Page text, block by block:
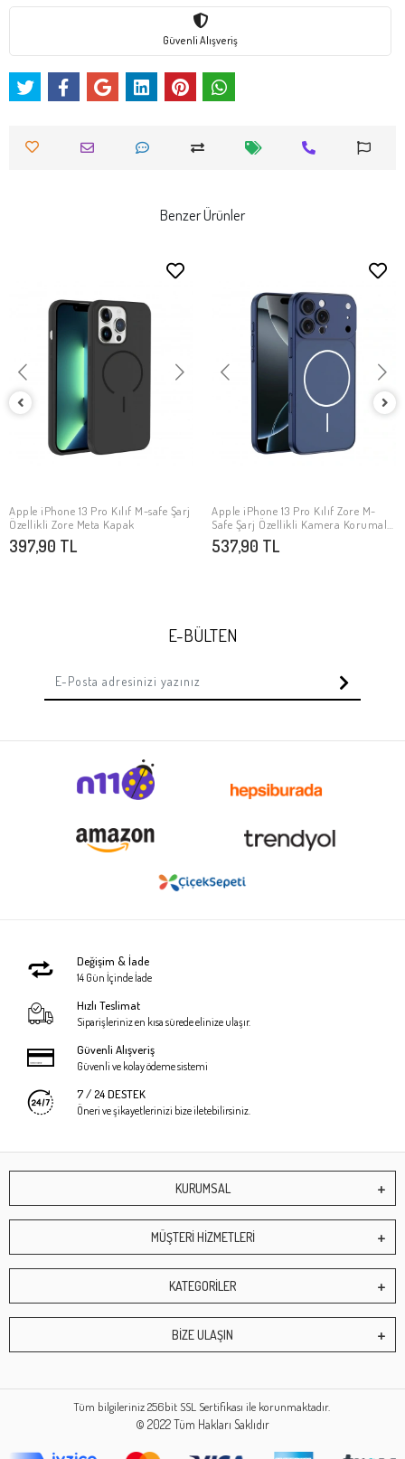
Güvenli Alışveriş
Benzer Ürünler
SEPETE EKLE
Apple iPhone 13 Pro Kılıf M-safe Şarj
Özellikli Zore Meta Kapak
397,90 TL
SEPETE EKLE
Apple iPhone 13 Pro Kılıf Zore M-
Safe Şarj Özellikli Kamera Korumalı
Spark Kapak
537,90 TL
E-BÜLTEN
Değişim & İade
14 Gün İçinde İade
Hızlı Teslimat
Siparişleriniz en kısa sürede elinize ulaşır.
Güvenli Alışveriş
Güvenli ve kolay ödeme sistemi
7 / 24 DESTEK
Öneri ve şikayetlerinizi bize iletebilirsiniz.
KURUMSAL
MÜŞTERİ HİZMETLERİ
KATEGORİLER
BİZE ULAŞIN
Tüm bilgileriniz 256bit SSL Sertifikası ile korunmaktadır.
© 2022Tüm Hakları Saklıdır